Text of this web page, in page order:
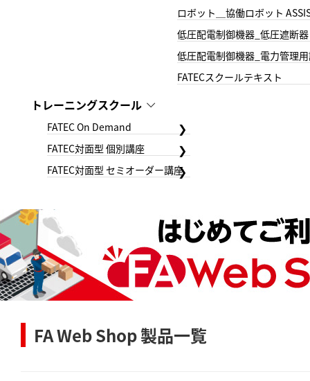
ロボット＿協働ロボット
低圧配電制御機器_低圧遮断器
低圧配電制御機器_電力管理
FATECスクールテキスト
トレーニングスクール
FATEC On Demand
FATEC対面型 個別講座
FATEC対面型 セミオーダー講座
FA Web Shop 製品一覧